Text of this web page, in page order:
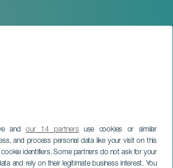
andour 14 partnersuse cookies or similar
and process personal data like your visit on this
identifiers. Some partners do not ask for your
and rely on their legitimate business interest. You